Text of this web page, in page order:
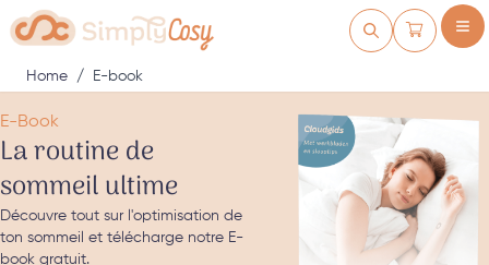
Skip to Content
Cart
Home / E-book
E-Book
La routine de
sommeil ultime
Découvre tout sur l'optimisation de
ton sommeil et télécharge notre E-
book gratuit.